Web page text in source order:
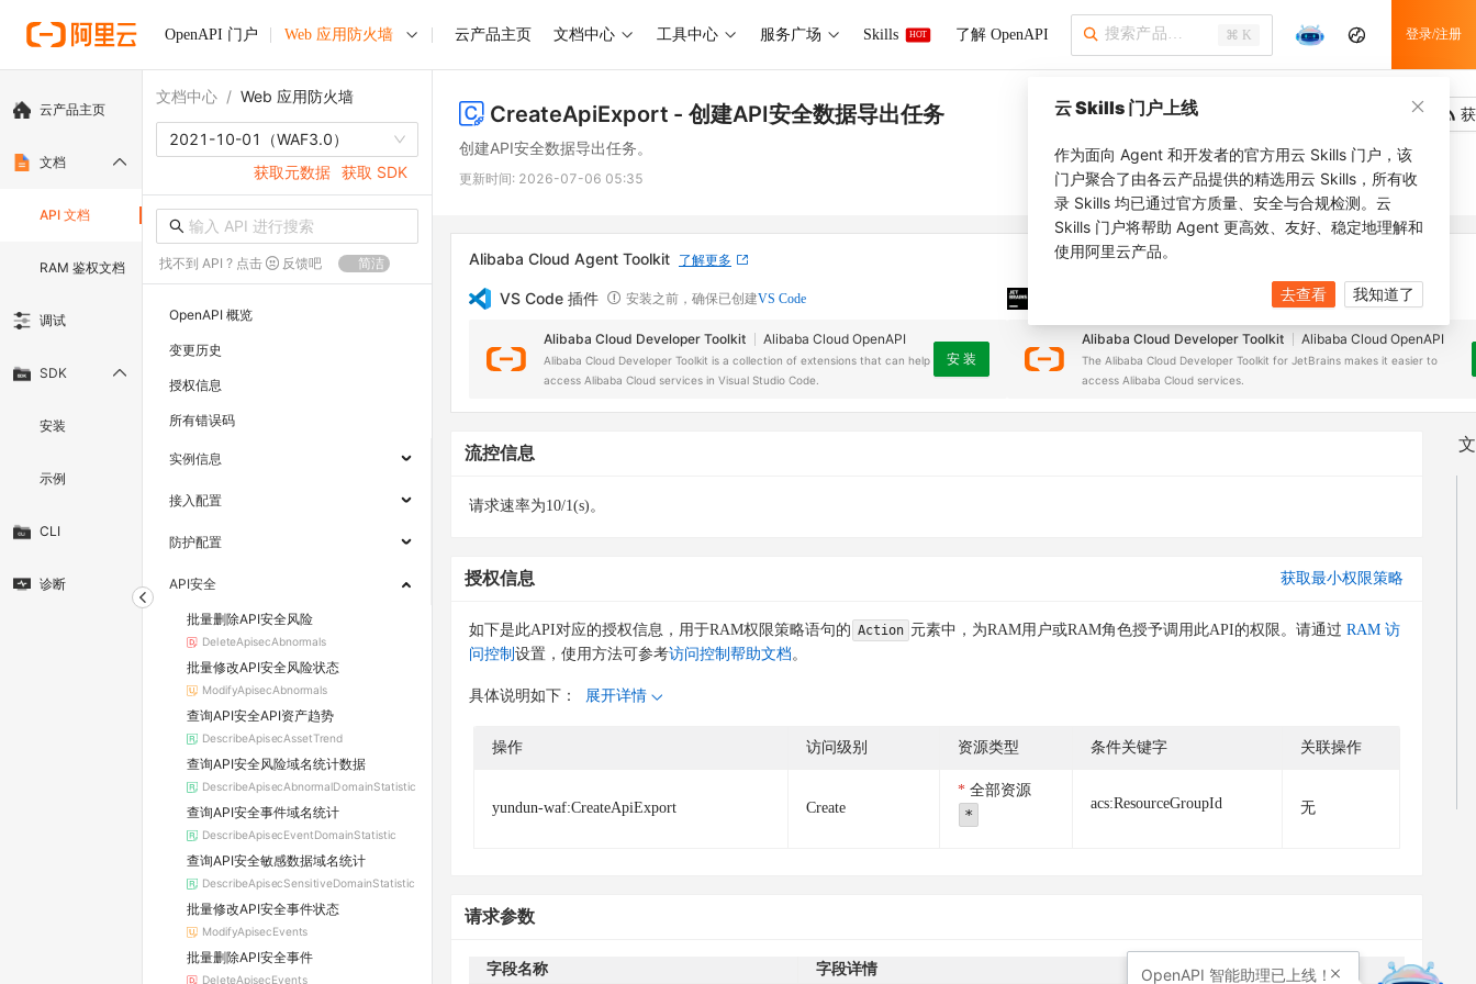
OpenAPI 门户 Web 应用防火墙 云产品主页 文档中心 工具中心 服务广场 Skills HOT 了解 OpenAPI ⌘ K 登录/注册
云产品主页
文档
API 文档
RAM 鉴权文档
调试
SDK
安装
示例
CLI
诊断
文档中心 / Web 应用防火墙
2021-10-01
（WAF3.0）
获取元数据 获取 SDK
找不到 API ? 点击 反馈吧 简洁
OpenAPI 概览
变更历史
授权信息
所有错误码
实例信息
接入配置
防护配置
API安全
批量删除API安全风险
DeleteApisecAbnormals
批量修改API安全风险状态
ModifyApisecAbnormals
查询API安全API资产趋势
DescribeApisecAssetTrend
查询API安全风险域名统计数据
DescribeApisecAbnormalDomainStatistic
查询API安全事件域名统计
DescribeApisecEventDomainStatistic
查询API安全敏感数据域名统计
DescribeApisecSensitiveDomainStatistic
批量修改API安全事件状态
ModifyApisecEvents
批量删除API安全事件
DeleteApisecEvents
CreateApiExport - 创建API安全数据导出任务
创建API安全数据导出任务。
更新时间: 2026-07-06 05:35
Alibaba Cloud Agent Toolkit 了解更多
VS Code 插件 安装之前，确保已创建VS Code
Alibaba Cloud Developer Toolkit Alibaba Cloud OpenAPI
Alibaba Cloud Developer Toolkit is a collection of extensions that can help
access Alibaba Cloud services in Visual Studio Code.
安 装
安装之前，确保已创建JetBrains IDE
Alibaba Cloud Developer Toolkit Alibaba Cloud OpenAPI
The Alibaba Cloud Developer Toolkit for JetBrains makes it easier to
access Alibaba Cloud services.
流控信息
请求速率为10/1(s)。
授权信息 获取最小权限策略
如下是此API对应的授权信息，用于RAM权限策略语句的 Action 元素中，为RAM用户或RAM角色授予调用此API的权限。请通过 RAM 访
问控制 设置，使用方法可参考访问控制帮助文档。
具体说明如下： 展开详情
操作 访问级别 资源类型 条件关键字 关联操作
yundun-waf:CreateApiExport Create
全部资源
*
acs:ResourceGroupId 无
请求参数
字段名称 字段详情
云 Skills 门户上线
作为面向 Agent 和开发者的官方用云 Skills 门户，该
门户聚合了由各云产品提供的精选用云 Skills，所有收
录 Skills 均已通过官方质量、安全与合规检测。云
Skills 门户将帮助 Agent 更高效、友好、稳定地理解和
使用阿里云产品。
去查看 我知道了
OpenAPI 智能助理已上线！